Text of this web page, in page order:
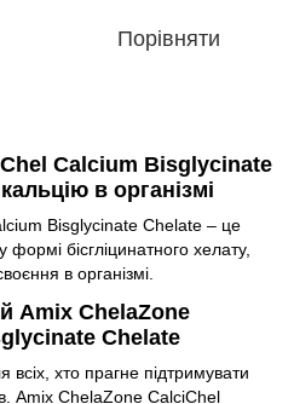
Порівняти
Calcium Bisglycinate
в організмі
Bisglycinate Chelate – це
бісгліцинатного хелату,
в організмі.
Amix ChelaZone
Chelate
хто прагне підтримувати
Amix ChelaZone CalciChel